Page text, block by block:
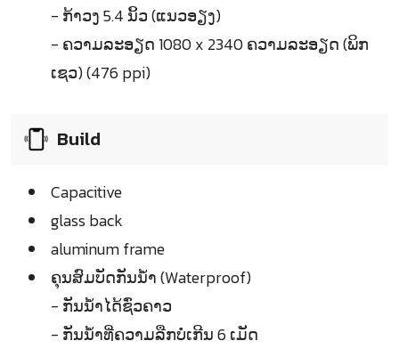
- ກ້າວງ 5.4 ນິ້ວ (ແນວອຽງ)
- ຄວາມລະອຽດ 1080 x 2340 ຄວາມລະອຽດ (ພິກ
ເຊວ) (476 ppi)
Build
Capacitive
glass back
aluminum frame
ຄຸນສົມບັດກັນນ້ຳ (Waterproof)
- ກັນນ້ຳໄດ້ຊົ່ວຄາວ
- ກັນນ້ຳທີ່ຄວາມລືກບໍ່ເກີນ 6 ເມັດ